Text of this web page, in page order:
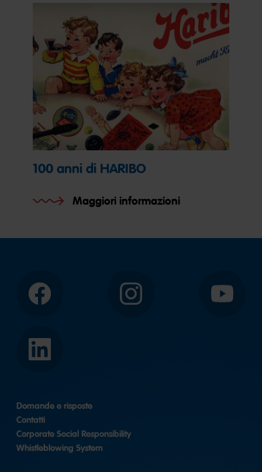
100 anni di HARIBO
Maggiori informazioni
Facebook Instagram YouTube
LinkedIn
Domande e risposte
Contatti
Corporate Social Responsibility
Whistleblowing System